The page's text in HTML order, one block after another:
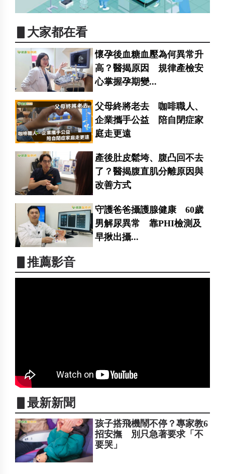
▋大家都在看
懷孕後血糖血壓為何異常升
高？醫揭原因 規律產檢安
心掌握孕期變...
父母終將老去 咖啡職人、
企業攜手公益 陪自閉症家
庭走更遠
產後肚皮鬆垮、腹凸回不去
了？醫揭腹直肌分離原因與
改善方式
守護爸爸攝護腺健康 60歲
男解尿異常 靠PHI檢測及
早揪出攝...
▋推薦影音
▋最新新聞
孩子搭飛機鬧不停？專家教6
招安撫 別只急著要求「不
要哭」